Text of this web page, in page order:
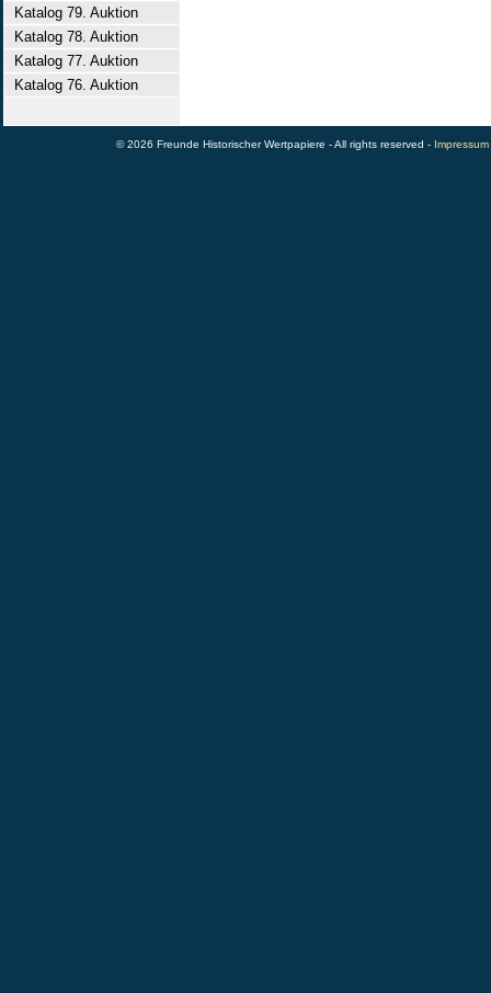
Katalog 79. Auktion
Katalog 78. Auktion
Katalog 77. Auktion
Katalog 76. Auktion
© 2026 Freunde Historischer Wertpapiere - All rights reserved - Impressum